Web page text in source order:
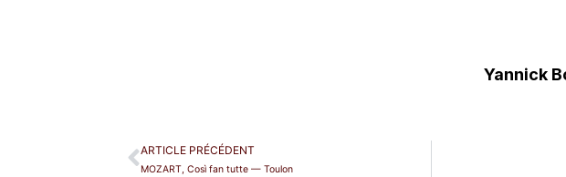
Yannick
ARTICLE PRÉCÉDENT
MOZART, Così fan tutte — Toulon